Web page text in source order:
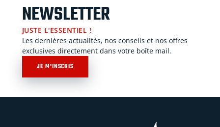
NEWSLETTER
JUSTE L'ESSENTIEL !
Les dernières actualités, nos conseils et nos offres
exclusives directement dans votre boîte mail.
JE M'INSCRIS